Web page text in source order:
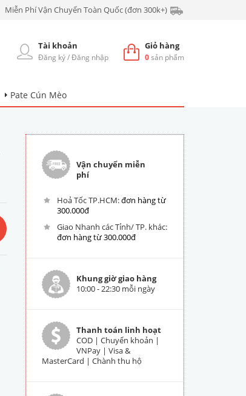
Miễn Phí Vận Chuyển Toàn Quốc (đơn 300k+)
Giỏ hàng
0sản phẩm
Tài khoản
Đăng ký/Đăng nhập
Pate Cún Mèo
Vận chuyển miễn
phí
Hoả Tốc TP.HCM:đơn hàng từ
300.000đ
Giao Nhanh các Tỉnh/ TP. khác:
đơn hàng từ 300.000đ
Khung giờ giao hàng
10:00 - 22:30 mỗi ngày
Thanh toán linh hoạt
COD | Chuyển khoản |
VNPay | Visa &
MasterCard | Chành thu hộ